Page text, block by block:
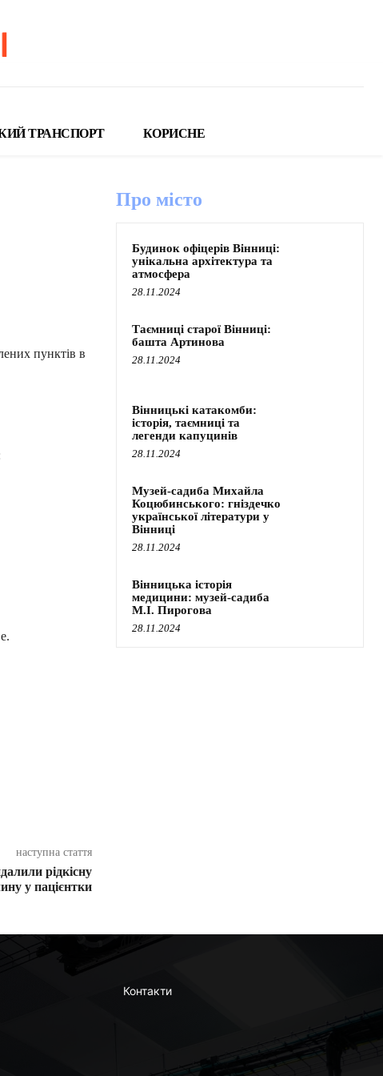
ТРАНСПОРТ КОРИСНЕ
пунктів в
наступна стаття
рідкісну
у пацієнтки
Про місто
Будинок офіцерів Вінниці:
унікальна архітектура та
атмосфера
28.11.2024
Таємниці старої Вінниці:
башта Артинова
28.11.2024
Вінницькі катакомби:
історія, таємниці та
легенди капуцинів
28.11.2024
Музей-садиба Михайла
Коцюбинського: гніздечко
української літератури у
Вінниці
28.11.2024
Вінницька історія
медицини: музей-садиба
М.І. Пирогова
28.11.2024
Контакти